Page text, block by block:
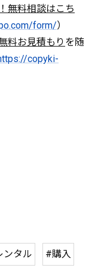
無料相談はこち
form/）
料お見積もり を随
copyki-
ンタル #購入